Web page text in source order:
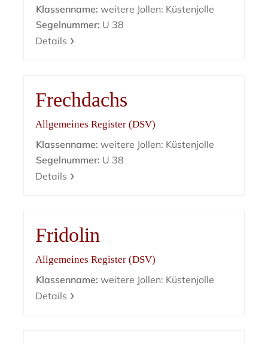
Klassenname: weitere Jollen: Küstenjolle
Segelnummer: U 38
Details
Frechdachs
Allgemeines Register (DSV)
Klassenname: weitere Jollen: Küstenjolle
Segelnummer: U 38
Details
Fridolin
Allgemeines Register (DSV)
Klassenname: weitere Jollen: Küstenjolle
Details